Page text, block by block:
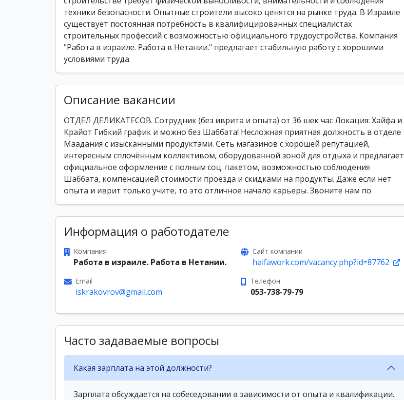
техники безопасности. Опытные строители высоко ценятся на рынке труда. В Израиле
существует постоянная потребность в квалифицированных специалистах
строительных профессий с возможностью официального трудоустройства. Компания
"Работа в израиле. Работа в Нетании." предлагает стабильную работу с хорошими
условиями труда.
Описание вакансии
ОТДЕЛ ДЕЛИКАТЕСОВ. Сотрудник (без иврита и опыта) от 36 шек час Локация: Хайфа и
Крайот Гибкий график и можно без Шаббата! Несложная приятная должность в отделе
Маадания с изысканными продуктами. Сеть магазинов с хорошей репутацией,
интересным сплочённым коллективом, оборудованной зоной для отдыха и предлагает
официальное оформление с полным соц. пакетом, возможностью соблюдения
Шаббата, компенсацией стоимости проезда и скидками на продукты. Даже если нет
опыта и иврит только учите, то это отличное начало карьеры. Звоните нам по
Информация о работодателе
Компания
Работа в израиле. Работа в Нетании.
Сайт компании
haifawork.com/vacancy.php?id=87762
Email
iskrakovrov@gmail.com
Телефон
053-738-79-79
Часто задаваемые вопросы
Какая зарплата на этой должности?
Зарплата обсуждается на собеседовании в зависимости от опыта и квалификации.